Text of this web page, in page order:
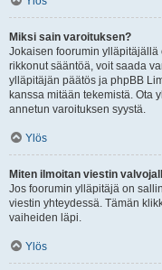
Miksi sain varoituksen?
Jokaisen foorumin
rikkonut sääntöä, voit saada
ylläpitäjän päätös ja phpBB
kanssa mitään tekemistä. Ota
annetun varoituksen syystä.
Ylös
Miten ilmoitan viestin
Jos foorumin ylläpitäjä on
viestin yhteydessä. Tämän
vaiheiden läpi.
Ylös